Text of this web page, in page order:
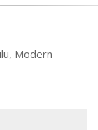
Modern